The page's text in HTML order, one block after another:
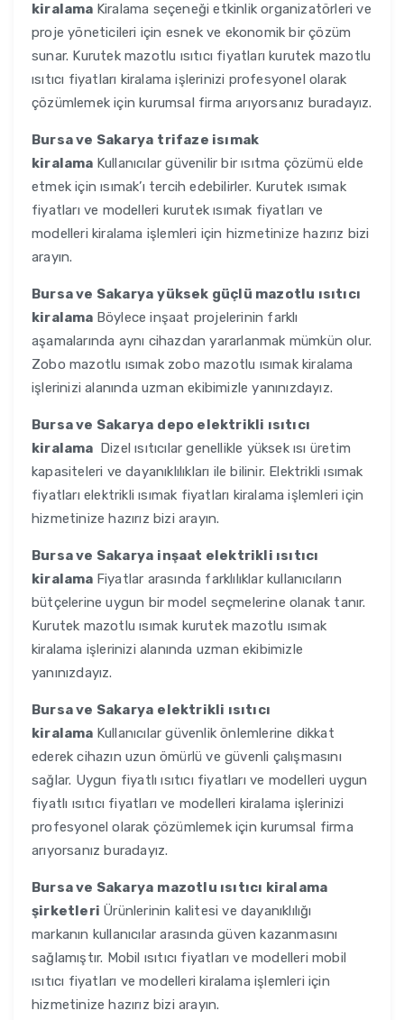
kiralama Kiralama seçeneği etkinlik organizatörleri ve
proje yöneticileri için esnek ve ekonomik bir çözüm
sunar. Kurutek mazotlu ısıtıcı fiyatları kurutek mazotlu
ısıtıcı fiyatları kiralama işlerinizi profesyonel olarak
çözümlemek için kurumsal firma arıyorsanız buradayız.
Bursa ve Sakarya trifaze isımak
kiralama Kullanıcılar güvenilir bir ısıtma çözümü elde
etmek için ısımak’ı tercih edebilirler. Kurutek ısımak
fiyatları ve modelleri kurutek ısımak fiyatları ve
modelleri kiralama işlemleri için hizmetinize hazırız bizi
arayın.
Bursa ve Sakarya yüksek güçlü mazotlu ısıtıcı
kiralama Böylece inşaat projelerinin farklı
aşamalarında aynı cihazdan yararlanmak mümkün olur.
Zobo mazotlu ısımak zobo mazotlu ısımak kiralama
işlerinizi alanında uzman ekibimizle yanınızdayız.
Bursa ve Sakarya depo elektrikli ısıtıcı
kiralama Dizel ısıtıcılar genellikle yüksek ısı üretim
kapasiteleri ve dayanıklılıkları ile bilinir. Elektrikli ısımak
fiyatları elektrikli ısımak fiyatları kiralama işlemleri için
hizmetinize hazırız bizi arayın.
Bursa ve Sakarya inşaat elektrikli ısıtıcı
kiralama Fiyatlar arasında farklılıklar kullanıcıların
bütçelerine uygun bir model seçmelerine olanak tanır.
Kurutek mazotlu ısımak kurutek mazotlu ısımak
kiralama işlerinizi alanında uzman ekibimizle
yanınızdayız.
Bursa ve Sakarya elektrikli ısıtıcı
kiralama Kullanıcılar güvenlik önlemlerine dikkat
ederek cihazın uzun ömürlü ve güvenli çalışmasını
sağlar. Uygun fiyatlı ısıtıcı fiyatları ve modelleri uygun
fiyatlı ısıtıcı fiyatları ve modelleri kiralama işlerinizi
profesyonel olarak çözümlemek için kurumsal firma
arıyorsanız buradayız.
Bursa ve Sakarya mazotlu ısıtıcı kiralama
şirketleri Ürünlerinin kalitesi ve dayanıklılığı
markanın kullanıcılar arasında güven kazanmasını
sağlamıştır. Mobil ısıtıcı fiyatları ve modelleri mobil
ısıtıcı fiyatları ve modelleri kiralama işlemleri için
hizmetinize hazırız bizi arayın.